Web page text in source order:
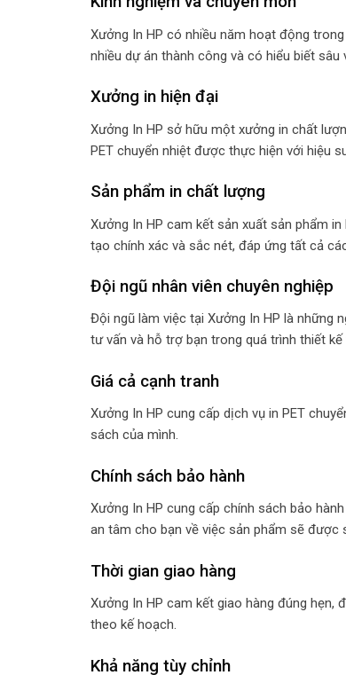
Xưởng In HP có nhiều năm hoạt động
nhiều dự án thành công và có hiểu biết sâu
Xưởng in hiện đại
Xưởng In HP sở hữu một xưởng in chất
PET chuyển nhiệt được thực hiện với hiệu
Sản phẩm in chất lượng
Xưởng In HP cam kết sản xuất sản phẩm
tạo chính xác và sắc nét, đáp ứng tất cả
Đội ngũ nhân viên chuyên nghiệp
Đội ngũ làm việc tại Xưởng In HP là những
tư vấn và hỗ trợ bạn trong quá trình thiết kế
Giá cả cạnh tranh
Xưởng In HP cung cấp dịch vụ in PET
sách của mình.
Chính sách bảo hành
Xưởng In HP cung cấp chính sách bảo
an tâm cho bạn về việc sản phẩm sẽ
Thời gian giao hàng
Xưởng In HP cam kết giao hàng đúng hẹn,
theo kế hoạch.
Khả năng tùy chỉnh